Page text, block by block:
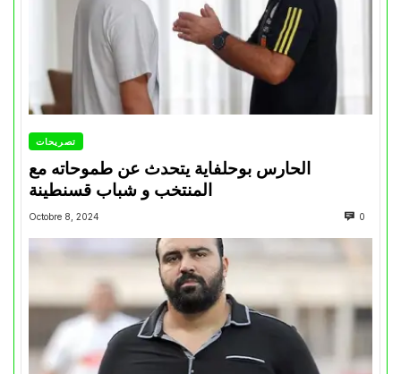
تصريحات
الحارس بوحلفاية يتحدث عن طموحاته مع
المنتخب و شباب قسنطينة
Octobre 8, 2024 0